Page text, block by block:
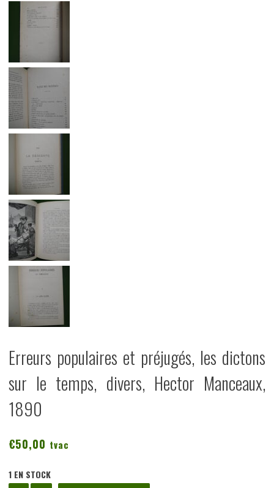
Erreurs populaires et préjugés, les dictons
sur le temps, divers, Hector Manceaux,
1890
€50,00 tvac
1 EN STOCK